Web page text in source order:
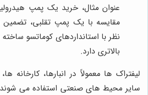
مقایسه با یک پمپ تقلبی،
نظر با استانداردهای کوماتسو
بالاتری دارد.
لیفتراک ‌ها معمولاً در انبارها، کارخانه‌
سایر محیط‌ های صنعتی استفاده می